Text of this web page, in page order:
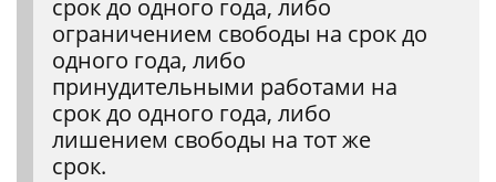
срок до одного года, либо
ограничением свободы на срок до
одного года, либо
принудительными работами на
срок до одного года, либо
лишением свободы на тот же
срок.